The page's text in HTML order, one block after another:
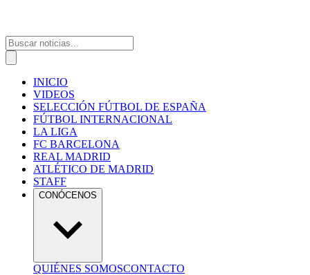
INICIO
VIDEOS
SELECCIÓN FÚTBOL DE ESPAÑA
FÚTBOL INTERNACIONAL
LA LIGA
FC BARCELONA
REAL MADRID
ATLÉTICO DE MADRID
STAFF
CONÓCENOS
QUIÉNES SOMOSCONTACTO